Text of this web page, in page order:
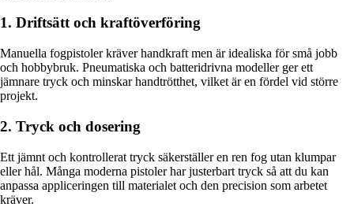
1. Driftsätt och kraftöverföring
Manuella fogpistoler kräver handkraft men är idealiska för små jobb
och hobbybruk. Pneumatiska och batteridrivna modeller ger ett
jämnare tryck och minskar handtrötthet, vilket är en fördel vid större
projekt.
2. Tryck och dosering
Ett jämnt och kontrollerat tryck säkerställer en ren fog utan klumpar
eller hål. Många moderna pistoler har justerbart tryck så att du kan
anpassa appliceringen till materialet och den precision som arbetet
kräver.